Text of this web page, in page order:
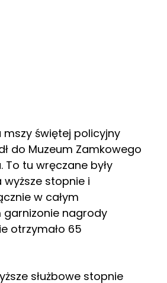
mszy świętej policyjny
do Muzeum Zamkowego
To tu wręczane były
stopnie i
w całym
garnizonie nagrody
otrzymało 65
służbowe stopnie